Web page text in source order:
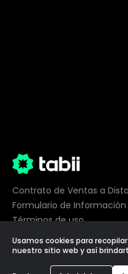
Contrato de Ventas a
Formulario de Información
Términos de uso
Privacidad
Preferencias de cookies
Usamos cookies para
nuestro sitio web y así